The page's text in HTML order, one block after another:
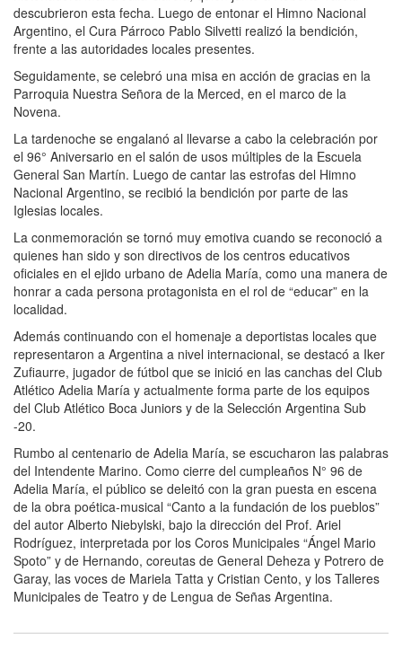
descubrieron esta fecha. Luego de entonar el Himno Nacional
Argentino, el Cura Párroco Pablo Silvetti realizó la bendición,
frente a las autoridades locales presentes.
Seguidamente, se celebró una misa en acción de gracias en la
Parroquia Nuestra Señora de la Merced, en el marco de la
Novena.
La tardenoche se engalanó al llevarse a cabo la celebración por
el 96° Aniversario en el salón de usos múltiples de la Escuela
General San Martín. Luego de cantar las estrofas del Himno
Nacional Argentino, se recibió la bendición por parte de las
Iglesias locales.
La conmemoración se tornó muy emotiva cuando se reconoció a
quienes han sido y son directivos de los centros educativos
oficiales en el ejido urbano de Adelia María, como una manera de
honrar a cada persona protagonista en el rol de “educar” en la
localidad.
Además continuando con el homenaje a deportistas locales que
representaron a Argentina a nivel internacional, se destacó a Iker
Zufiaurre, jugador de fútbol que se inició en las canchas del Club
Atlético Adelia María y actualmente forma parte de los equipos
del Club Atlético Boca Juniors y de la Selección Argentina Sub
-20.
Rumbo al centenario de Adelia María, se escucharon las palabras
del Intendente Marino. Como cierre del cumpleaños N° 96 de
Adelia María, el público se deleitó con la gran puesta en escena
de la obra poética-musical “Canto a la fundación de los pueblos”
del autor Alberto Niebylski, bajo la dirección del Prof. Ariel
Rodríguez, interpretada por los Coros Municipales “Ángel Mario
Spoto” y de Hernando, coreutas de General Deheza y Potrero de
Garay, las voces de Mariela Tatta y Cristian Cento, y los Talleres
Municipales de Teatro y de Lengua de Señas Argentina.